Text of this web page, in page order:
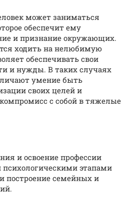
может заниматься
обеспечит ему
и признание окружающих.
ходить на нелюбимую
обеспечивать свои
и нужды. В таких случаях
умение быть
своих целей и
с собой в тяжелые
и освоение профессии
этапами
построение семейных и